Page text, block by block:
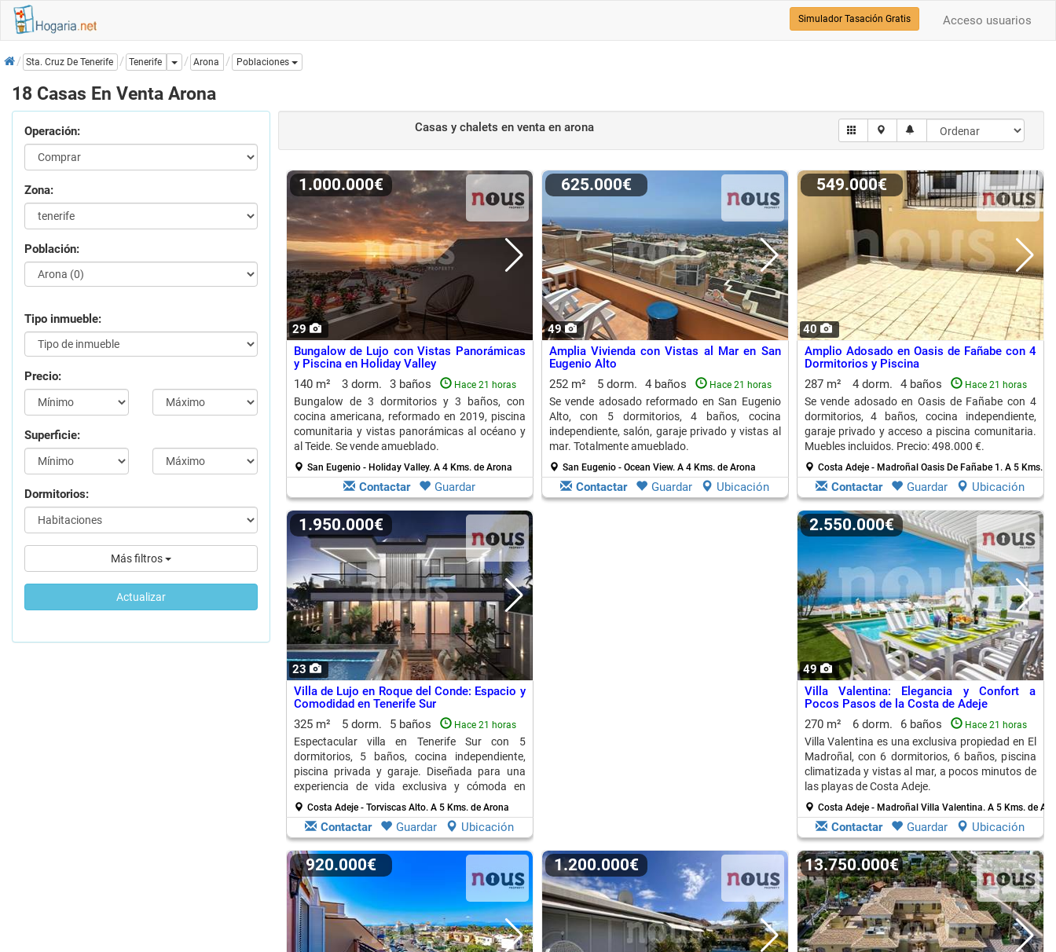
Acceso usuarios
Simulador Tasación Gratis
InicioSta. Cruz De Tenerife Tenerife Dropdown
Arona Poblaciones
18 Casas En Venta Arona
Operación:
Zona:
Población:
Tipo inmueble:
Precio:
Superficie:
Dormitorios:
Más filtros
Actualizar
Casas y chalets en venta en arona
29
1.000.000€
Bungalow de Lujo con Vistas Panorámicas
y Piscina en Holiday Valley
140 m²
3 dorm. 3 baños Hace 21 horas
Bungalow de 3 dormitorios y 3 baños, con
cocina americana, reformado en 2019, piscina
comunitaria y vistas panorámicas al océano y
al Teide. Se vende amueblado.
San Eugenio - Holiday Valley. A 4 Kms. de Arona
Contactar Guardar
49
625.000€
Amplia Vivienda con Vistas al Mar en San
Eugenio Alto
252 m²
5 dorm. 4 baños Hace 21 horas
Se vende adosado reformado en San Eugenio
Alto, con 5 dormitorios, 4 baños, cocina
independiente, salón, garaje privado y vistas al
mar. Totalmente amueblado.
San Eugenio - Ocean View. A 4 Kms. de Arona
Contactar Guardar Ubicación
40
549.000€
Amplio Adosado en Oasis de Fañabe con 4
Dormitorios y Piscina
287 m²
4 dorm. 4 baños Hace 21 horas
Se vende adosado en Oasis de Fañabe con 4
dormitorios, 4 baños, cocina independiente,
garaje privado y acceso a piscina comunitaria.
Muebles incluidos. Precio: 498.000 €.
Costa Adeje - Madroñal Oasis De Fañabe 1. A 5 Kms.
Contactar Guardar Ubicación
23
1.950.000€
Villa de Lujo en Roque del Conde: Espacio y
Comodidad en Tenerife Sur
325 m²
5 dorm. 5 baños Hace 21 horas
Espectacular villa en Tenerife Sur con 5
dormitorios, 5 baños, cocina independiente,
piscina privada y garaje. Diseñada para una
experiencia de vida exclusiva y cómoda en
Costa Adeje.
Costa Adeje - Torviscas Alto. A 5 Kms. de Arona
Contactar Guardar Ubicación
49
2.550.000€
Villa Valentina: Elegancia y Confort a
Pocos Pasos de la Costa de Adeje
270 m²
6 dorm. 6 baños Hace 21 horas
Villa Valentina es una exclusiva propiedad en El
Madroñal, con 6 dormitorios, 6 baños, piscina
climatizada y vistas al mar, a pocos minutos de
las playas de Costa Adeje.
Costa Adeje - Madroñal Villa Valentina. A 5 Kms. de
Contactar Guardar Ubicación
920.000€ 1.200.000€ 13.750.000€